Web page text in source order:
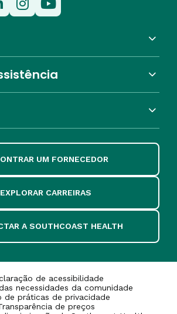
UM FORNECEDOR
EXPLORAR CARREIRAS
A SOUTHCOAST HEALTH
de acessibilidade
necessidades da comunidade
de práticas de privacidade
de preços